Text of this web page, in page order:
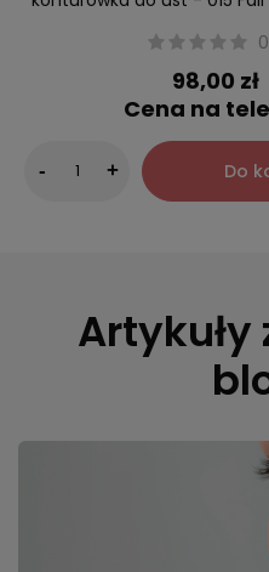
98,00 zł
Cena na
- + Do
Artykuły